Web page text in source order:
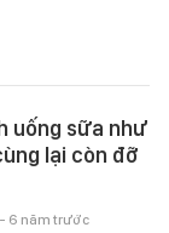
uống sữa như
lại còn đỡ
- 6 năm trước